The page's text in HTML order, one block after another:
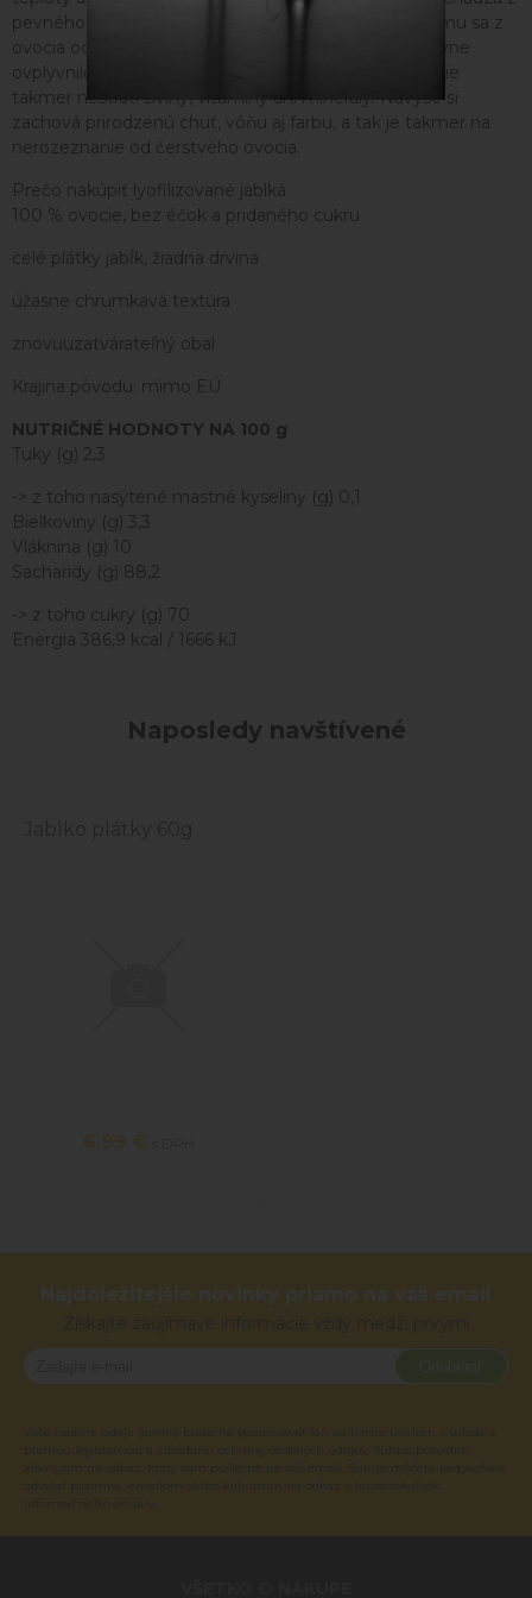
pevného priamo do plynného skupenstva. Vďaka tomu sa z
ovocia odparí len voda bez toho, aby sušenie negatívne
ovplyvnilo jeho nutričné hodnoty. Lyofilizované ovocie
takmer nestratí živiny, vitamíny ani minerály. Navyše si
zachová prirodzenú chuť, vôňu aj farbu, a tak je takmer na
nerozeznanie od čerstvého ovocia.
Prečo nakúpiť lyofilizované jablká
100 % ovocie, bez éčok a pridaného cukru
celé plátky jabĺk, žiadna drvina
úžasne chrumkavá textúra
znovuuzatvárateľný obal
Krajina pôvodu: mimo EÚ
NUTRIČNÉ HODNOTY NA 100 g
Tuky (g) 2,3
-> z toho nasýtené mastné kyseliny (g) 0,1
Bielkoviny (g) 3,3
Vláknina (g) 10
Sacharidy (g) 88,2
-> z toho cukry (g) 70
Energia 386,9 kcal / 1666 kJ
Naposledy navštívené